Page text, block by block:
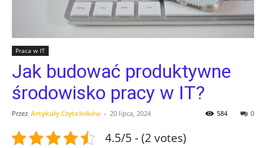
Praca w IT
Jak budować produktywne
środowisko pracy w IT?
Przez Artykuły Czytelników - 20 lipca, 2024 0
584
4.5/5 - (2 votes)